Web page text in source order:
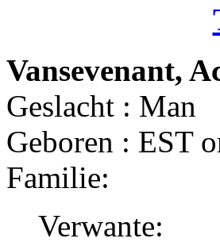
Vansevenant,
Geslacht : Man
Geboren : EST
Familie:
Verwante: